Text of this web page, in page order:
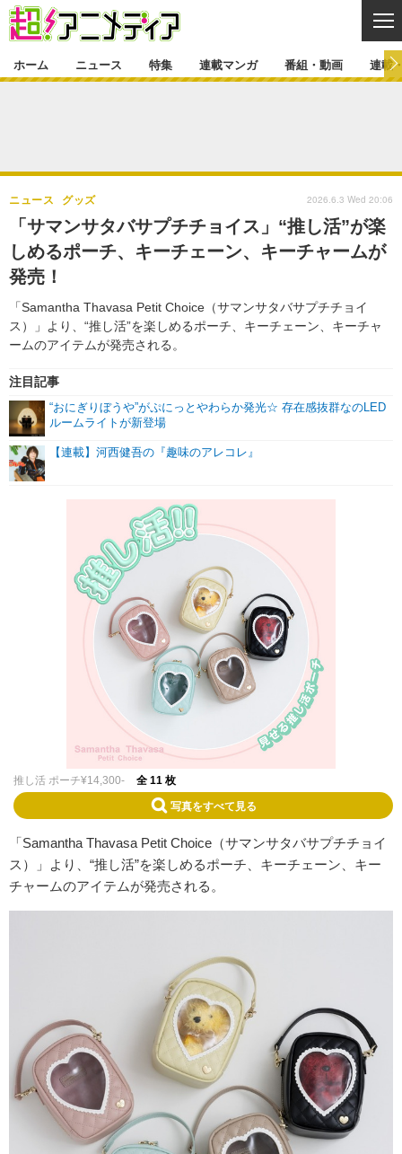
ゲーム・アプリ マンガ
グッズ イベント
舞台 新帝スタ
特集一覧 カバー
ラキりす
連載マンガ
連載一覧
番組・動画
番組・動画一覧 ラジオ
連載・ブログ
編集部ブログ・お知らせ
ホーム ニュース 特集 連載マンガ 番組・動画 連載
「サマンサタバサプチチョイス」“推し活”が楽
しめるポーチ、キーチェーン、キーチャームが
発売！
「Samantha Thavasa Petit Choice（サマンサタバサプチチョイ
ス）」より、“推し活”を楽しめるポーチ、キーチェーン、キーチャ
ームのアイテムが発売される。
ニュース グッズ
注目記事
“おにぎりぼうや”がぷにっとやわらか発光☆ 存在感抜群なのLED
ルームライトが新登場
【連載】河西健吾の『趣味のアレコレ』
2026.6.3 Wed 20:06
推し活 ポーチ¥14,300- 全 11 枚
写真をすべて見る
「Samantha Thavasa Petit Choice（サマンサタバサプチチョイ
ス）」より、“推し活”を楽しめるポーチ、キーチェーン、キー
チャームのアイテムが発売される。